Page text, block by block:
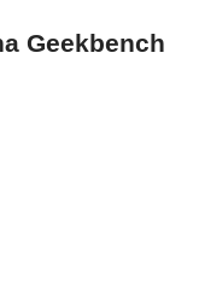
Geekbench